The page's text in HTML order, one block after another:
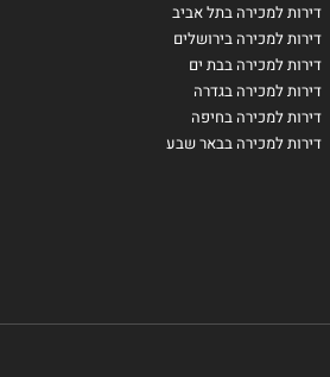
דירות למכירה בתל אביב
דירות למכירה בירושלים
דירות למכירה בבת ים
דירות למכירה בגדרה
דירות למכירה בחיפה
דירות למכירה בבאר שבע